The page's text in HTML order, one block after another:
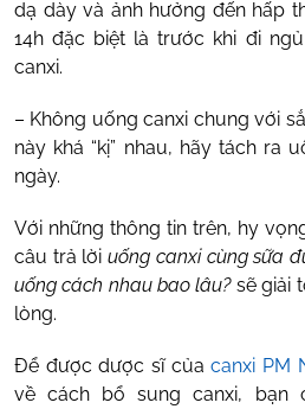
dạ dày và ảnh hưởng đến hấp
14h đặc biệt là trước khi đi
canxi.
– Không uống canxi chung với
này khá “kị” nhau, hãy tách ra
ngày.
Với những thông tin trên, hy
câu trả lờiuống canxi cùng sữa
uống cách nhau bao lâu?sẽ giải
lòng.
Để được dược sĩ củacanxi PM
về cách bổ sung canxi, bạn